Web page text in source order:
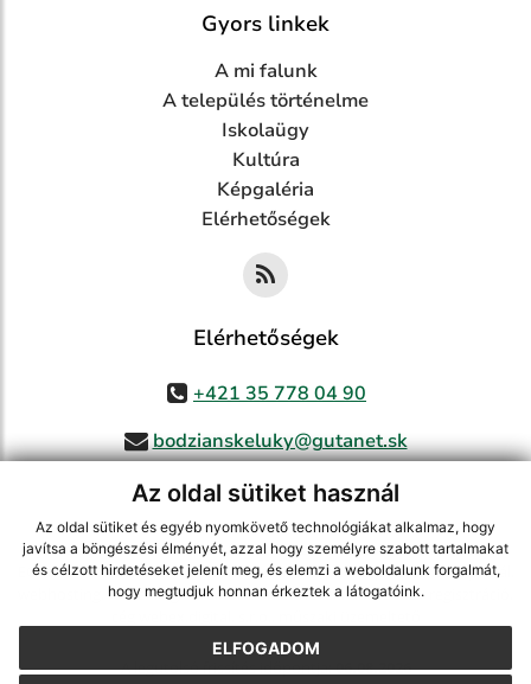
Az oldal sütiket használ
Az oldal sütiket és egyéb nyomkövető technológiákat alkalmaz, hogy
javítsa a böngészési élményét, azzal hogy személyre szabott tartalmakat
és célzott hirdetéseket jelenít meg, és elemzi a weboldalunk forgalmát,
hogy megtudjuk honnan érkeztek a látogatóink.
ELFOGADOM
Gyors linkek
A mi falunk
A település történelme
Iskolaügy
Kultúra
Képgaléria
Elérhetőségek
Elérhetőségek
+421 35 778 04 90
bodzianskeluky@gutanet.sk
jusson a legfrissebb információkhoz az RSS csatornánkon keresztűl,
ECHELON 2 tartalomkezelő rendszer,Honlap térkép,Internetes portál
webex.digital, s.r.o.,doménnevek ,doménnév regisztráció
A legutolsó frissítés időpontja:06.08.2026